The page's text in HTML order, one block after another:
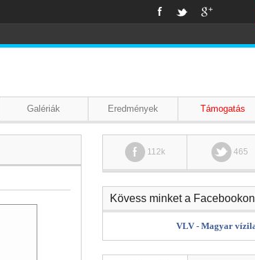
Galériák Eredmények Támogatás
112k 465
Kövess minket a
VLV - Magyar